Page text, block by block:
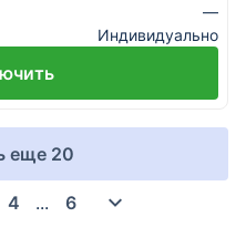
—
Индивидуально
еще 20
4 ... 6